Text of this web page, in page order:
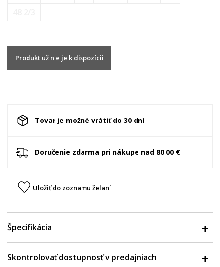
Produkt už nie je k dispozícii
Tovar je možné vrátiť do 30 dní
Doručenie zdarma pri nákupe nad 80.00 €
Uložiť do zoznamu želaní
Špecifikácia
Skontrolovať dostupnosť v predajniach